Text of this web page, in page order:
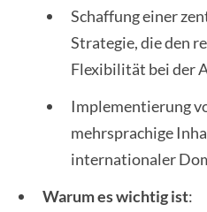
Schaffung einer
Strategie, die den
Flexibilität bei der
Implementierung
mehrsprachige
internationaler
Warum es wichtig ist: